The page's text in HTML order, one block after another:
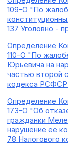
109-О "По
137 Уголовно -
Определение
110-О "По
Юрьевича на
частью второй
кодекса
Определение
173-О "Об
гражданки
нарушение ее
78 Налогового